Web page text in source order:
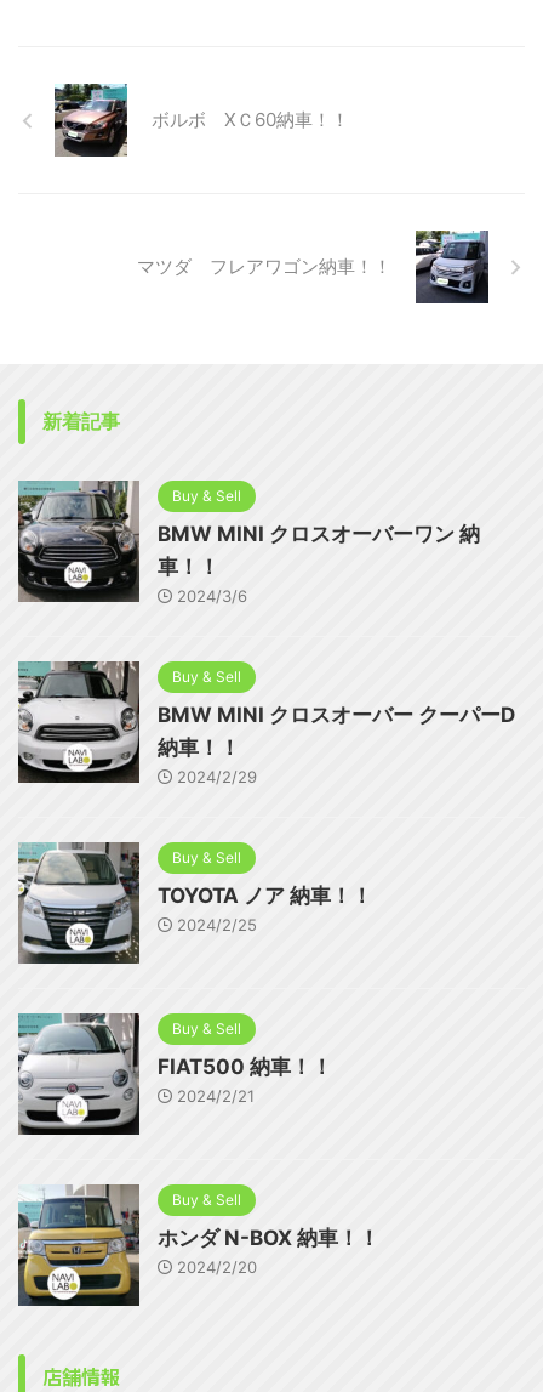
ボルボ XＣ60納車！！
マツダ フレアワゴン納車！！
新着記事
Buy & Sell
BMW MINI クロスオーバーワン 納
車！！
2024/3/6
Buy & Sell
BMW MINI クロスオーバー クーパーD
納車！！
2024/2/29
Buy & Sell
TOYOTA ノア 納車！！
2024/2/25
Buy & Sell
FIAT500 納車！！
2024/2/21
Buy & Sell
ホンダ N-BOX 納車！！
2024/2/20
店舗情報